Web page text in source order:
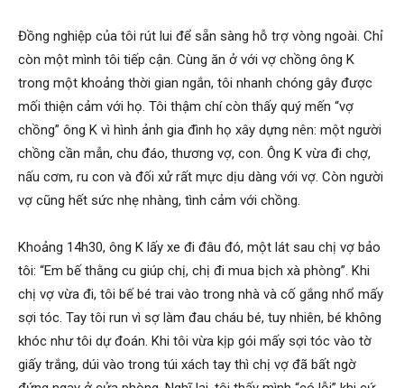
Giss
Đồng nghiệp của tôi rút lui để sẵn sàng hỗ trợ vòng ngoài. Chỉ
còn một mình tôi tiếp cận. Cùng ăn ở với vợ chồng ông K
trong một khoảng thời gian ngắn, tôi nhanh chóng gây được
mối thiện cảm với họ. Tôi thậm chí còn thấy quý mến “vợ
chồng” ông K vì hình ảnh gia đình họ xây dựng nên: một người
chồng cần mẫn, chu đáo, thương vợ, con. Ông K vừa đi chợ,
nấu cơm, ru con và đối xử rất mực dịu dàng với vợ. Còn người
vợ cũng hết sức nhẹ nhàng, tình cảm với chồng.
Khoảng 14h30, ông K lấy xe đi đâu đó, một lát sau chị vợ bảo
tôi: “Em bế thằng cu giúp chị, chị đi mua bịch xà phòng”. Khi
chị vợ vừa đi, tôi bế bé trai vào trong nhà và cố gắng nhổ mấy
sợi tóc. Tay tôi run vì sợ làm đau cháu bé, tuy nhiên, bé không
khóc như tôi dự đoán. Khi tôi vừa kịp gói mấy sợi tóc vào tờ
giấy trắng, dúi vào trong túi xách tay thì chị vợ đã bất ngờ